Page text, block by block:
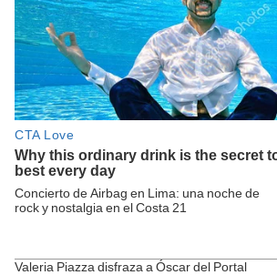
Concierto de Airbag en Lima: una noche de
rock y nostalgia en el Costa 21
Valeria Piazza disfraza a Óscar del Portal